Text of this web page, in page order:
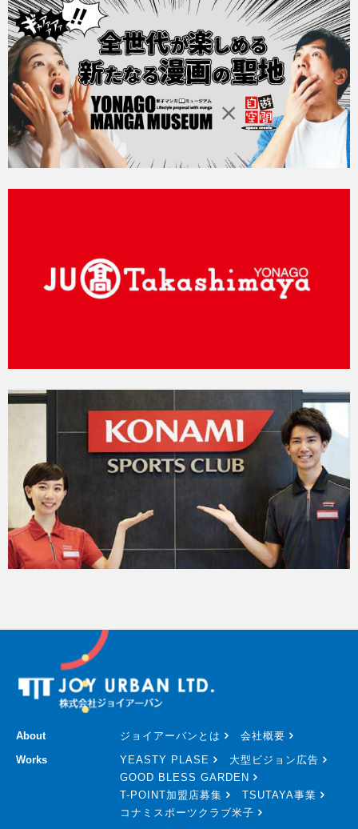
About ジョイアーバンとは
会社概要
Works
YEASTY PLASE
大型ビジョン広告
GOOD BLESS GARDEN
T-POINT加盟店募集
TSUTAYA事業
コナミスポーツクラブ米子